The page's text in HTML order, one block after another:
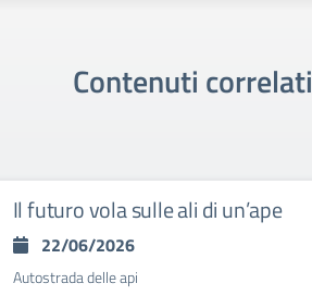
Contenuti correlati
Il futuro vola sulle ali di un’ape
22/06/2026
Autostrada delle api